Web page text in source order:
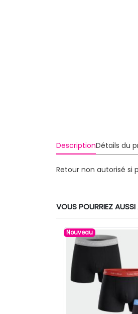
DescriptionDétails du
Retour non autorisé si
VOUS POURRIEZ AUSSI
Nouveau